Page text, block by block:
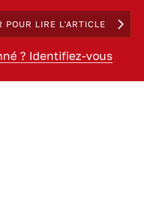
POUR LIRE L'ARTICLE
? Identifiez-vous